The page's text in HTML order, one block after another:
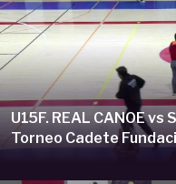
U15F. REAL CANOE vs
Torneo Cadete